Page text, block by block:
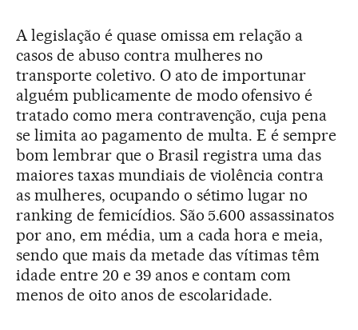
A legislação é quase omissa em relação a
casos de abuso contra mulheres no
transporte coletivo. O ato de importunar
alguém publicamente de modo ofensivo é
tratado como mera contravenção, cuja pena
se limita ao pagamento de multa. E é sempre
bom lembrar que o Brasil registra uma das
maiores taxas mundiais de violência contra
as mulheres, ocupando o sétimo lugar no
ranking de femicídios. São 5.600 assassinatos
por ano, em média, um a cada hora e meia,
sendo que mais da metade das vítimas têm
idade entre 20 e 39 anos e contam com
menos de oito anos de escolaridade.